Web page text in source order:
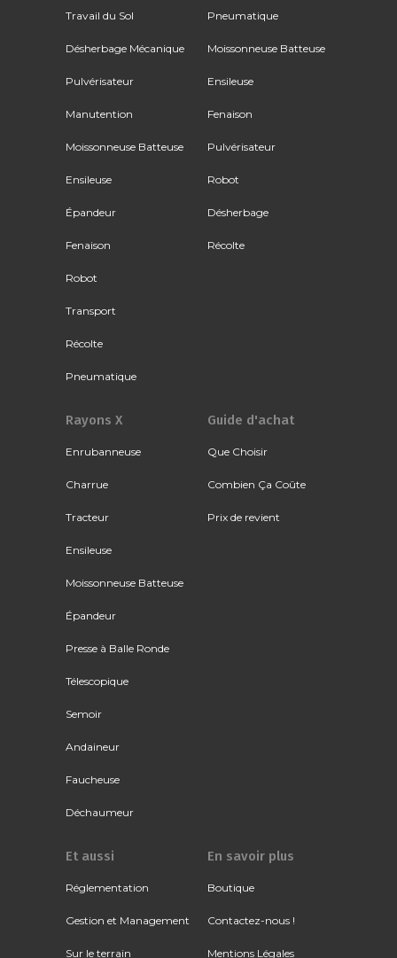
Travail du Sol
Désherbage Mécanique
Pulvérisateur
Manutention
Moissonneuse Batteuse
Ensileuse
Épandeur
Fenaison
Robot
Transport
Récolte
Pneumatique
Pneumatique
Moissonneuse Batteuse
Ensileuse
Fenaison
Pulvérisateur
Robot
Désherbage
Récolte
Rayons X
Enrubanneuse
Charrue
Tracteur
Ensileuse
Moissonneuse Batteuse
Épandeur
Presse à Balle Ronde
Télescopique
Semoir
Andaineur
Faucheuse
Déchaumeur
Guide d'achat
Que Choisir
Combien Ça Coûte
Prix de revient
Et aussi
Réglementation
Gestion et Management
Sur le terrain
En savoir plus
Boutique
Contactez-nous !
Mentions Légales